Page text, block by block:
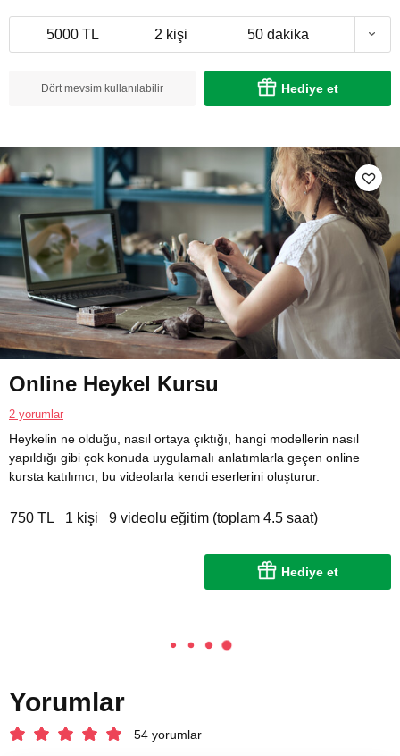
5000 TL 2 kişi 50 dakika
Dört mevsim kullanılabilir Hediye et
Online Heykel Kursu
2 yorumlar
Heykelin ne olduğu, nasıl ortaya çıktığı, hangi modellerin nasıl
yapıldığı gibi çok konuda uygulamalı anlatımlarla geçen online
kursta katılımcı, bu videolarla kendi eserlerini oluşturur.
750 TL 1 kişi 9 videolu eğitim (toplam 4.5 saat)
Hediye et
Yorumlar
54 yorumlar